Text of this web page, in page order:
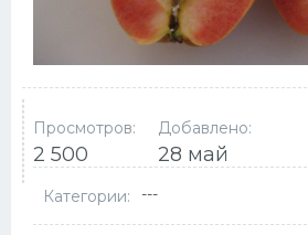
Просмотров:
2 500
Добавлено:
28 май
Категории: ---